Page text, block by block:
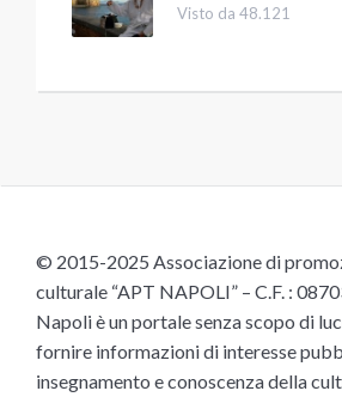
Visto da 48.121
© 2015-2025 Associazione di
culturale “APT NAPOLI” – C.F. :
Napoli è un portale senza scopo di
fornire informazioni di interesse
insegnamento e conoscenza della